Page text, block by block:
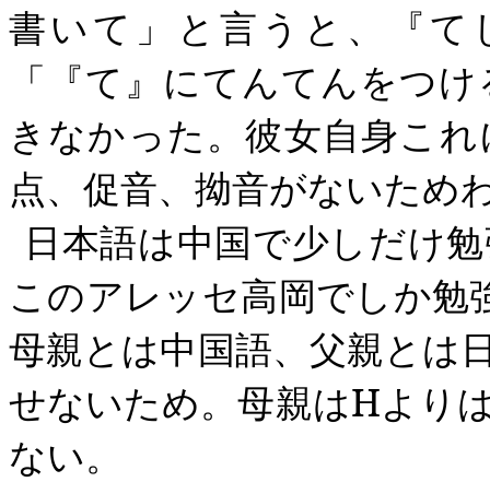
書いて」と言うと、『
「『て』にてんてんをつ
きなかった。彼女自身こ
点、促音、拗音がないため
日本語は中国で少しだけ
このアレッセ高岡でしか勉
母親とは中国語、父親とは
せないため。母親はHより
ない。